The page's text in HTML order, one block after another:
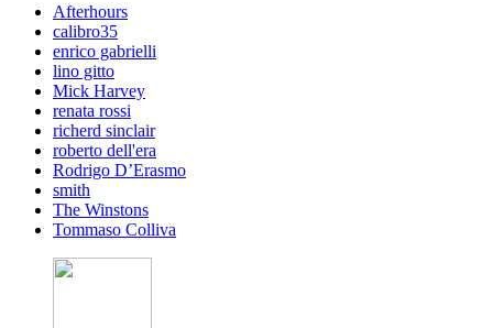
Afterhours
calibro35
enrico gabrielli
lino gitto
Mick Harvey
renata rossi
richerd sinclair
roberto dell'era
Rodrigo D’Erasmo
smith
The Winstons
Tommaso Colliva